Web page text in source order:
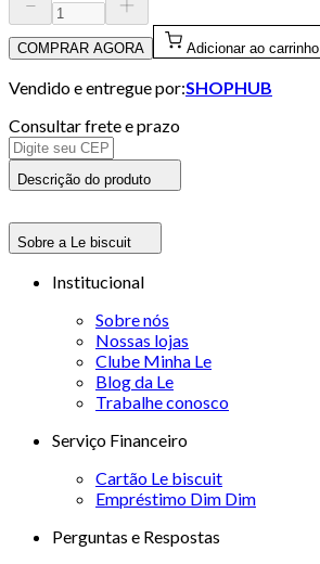
COMPRAR AGORA Adicionar ao carrinho
Vendido e entregue por:SHOPHUB
Consultar frete e prazo
Descrição do produto
Sobre a Le biscuit
Institucional
Sobre nós
Nossas lojas
Clube Minha Le
Blog da Le
Trabalhe conosco
Serviço Financeiro
Cartão Le biscuit
Empréstimo Dim Dim
Perguntas e Respostas